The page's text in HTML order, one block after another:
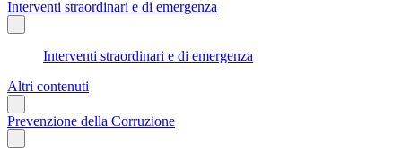
Interventi straordinari e di emergenza
Interventi straordinari e di emergenza
Altri contenuti
Prevenzione della Corruzione